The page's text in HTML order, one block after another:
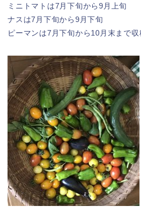
ミニトマトは7月下旬から9月上旬
ナスは7月下旬から9月下旬
ピーマンは7月下旬から10月末まで収